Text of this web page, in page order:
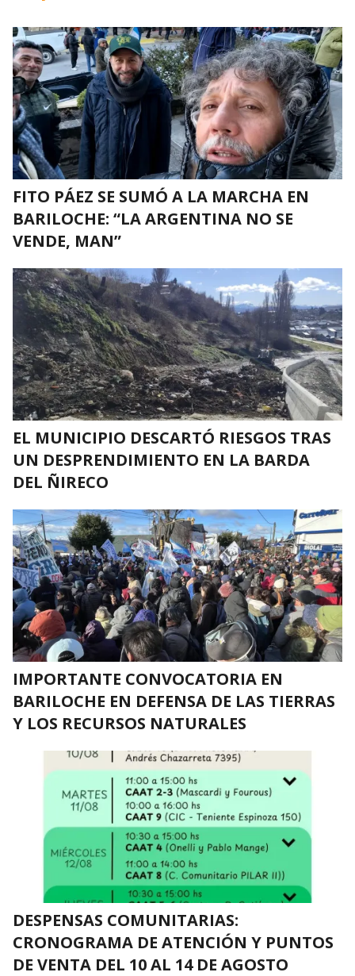
FITO PÁEZ SE SUMÓ A LA MARCHA EN
BARILOCHE: “LA ARGENTINA NO SE
VENDE, MAN”
EL MUNICIPIO DESCARTÓ RIESGOS TRAS
UN DESPRENDIMIENTO EN LA BARDA
DEL ÑIRECO
IMPORTANTE CONVOCATORIA EN
BARILOCHE EN DEFENSA DE LAS TIERRAS
Y LOS RECURSOS NATURALES
DESPENSAS COMUNITARIAS:
CRONOGRAMA DE ATENCIÓN Y PUNTOS
DE VENTA DEL 10 AL 14 DE AGOSTO